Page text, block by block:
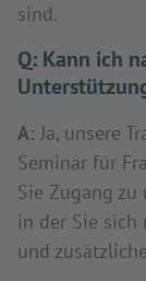
sind.
Q: Kann ich
A: Ja, unsere
Seminar für
Sie Zugang
in der Sie sich
und